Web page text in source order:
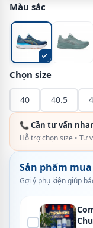
Màu sắc
Chọn size
40 40.5
📞 Cần tư vấn
Hỗ trợ chọn size • Tư
Sản phẩm
Gợi ý phụ kiện giúp